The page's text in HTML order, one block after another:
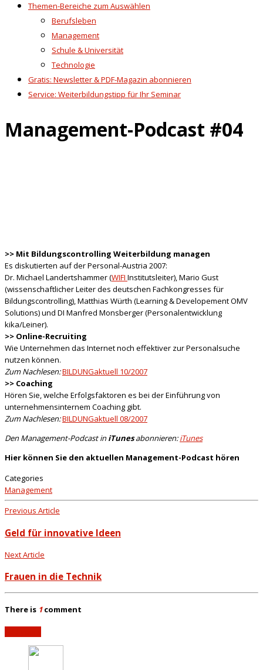
Themen-Bereiche zum Auswählen
Berufsleben
Management
Schule & Universität
Technologie
Gratis: Newsletter & PDF-Magazin abonnieren
Service: Weiterbildungstipp für Ihr Seminar
Management-Podcast #04
>> Mit Bildungscontrolling Weiterbildung managen
Es diskutierten auf der Personal-Austria 2007:
Dr. Michael Landertshammer (WIFI Institutsleiter), Mario Gust
(wissenschaftlicher Leiter des deutschen Fachkongresses für
Bildungscontrolling), Matthias Würth (Learning & Developement OMV
Solutions) und DI Manfred Monsberger (Personalentwicklung
kika/Leiner).
>> Online-Recruiting
Wie Unternehmen das Internet noch effektiver zur Personalsuche
nutzen können.
Zum Nachlesen:BILDUNGaktuell 10/2007
>> Coaching
Hören Sie, welche Erfolgsfaktoren es bei der Einführung von
unternehmensinternem Coaching gibt.
Zum Nachlesen:BILDUNGaktuell 08/2007
Den Management-Podcast iniTunesabonnieren:iTunes
Hier können Sie den aktuellen Management-Podcast hören
Categories
Management
Previous Article
Geld für innovative Ideen
Next Article
Frauen in die Technik
There is 1comment